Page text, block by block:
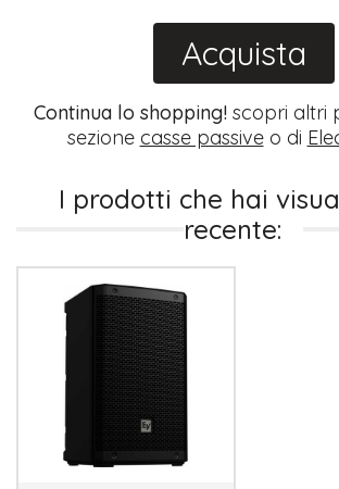
Acquista
Continua lo shopping!scopri altri
sezione casse passiveo di
I prodotti che hai
recente: